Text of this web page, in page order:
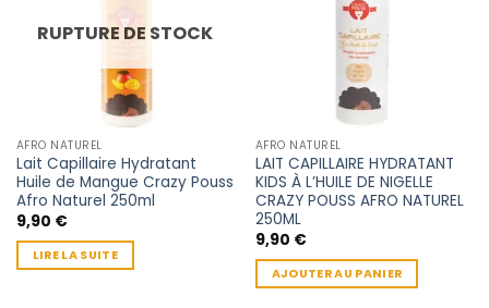
RUPTURE DE STOCK
AFRO NATUREL
Lait Capillaire Hydratant
Huile de Mangue Crazy Pouss
Afro Naturel 250ml
9,90 €
LIRE LA SUITE
AFRO NATUREL
LAIT CAPILLAIRE HYDRATANT
KIDS À L’HUILE DE NIGELLE
CRAZY POUSS AFRO NATUREL
250ML
9,90 €
AJOUTER AU PANIER